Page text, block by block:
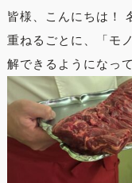
皆様、こんにちは！
重ねるごとに、「モ
解できるようになっ